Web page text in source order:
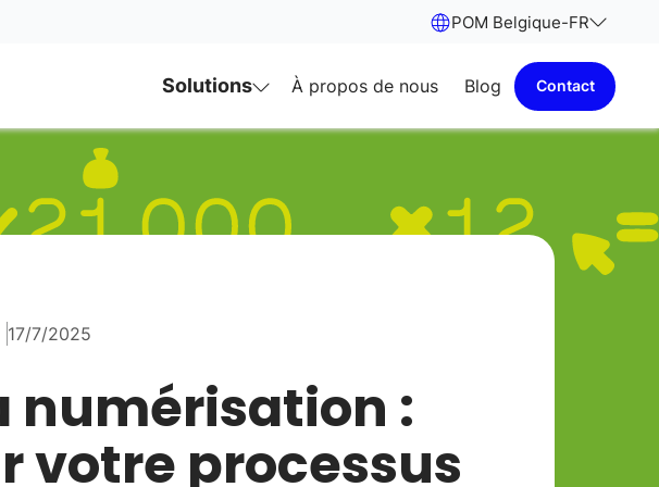
POM Belgique-FR
Solutions À propos de nous Blog Contact
17/7/2025
numérisation :
votre processus